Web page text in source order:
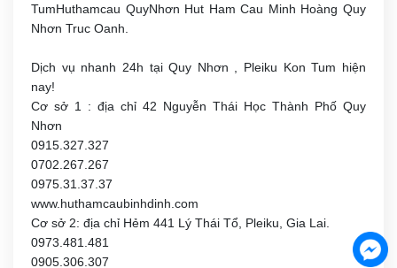
TumHuthamcau QuyNhơn Hut Ham Cau Minh Hoàng Quy
Nhơn Truc Oanh.
Dịch vụ nhanh 24h tại Quy Nhơn , Pleiku Kon Tum hiện
nay!
Cơ sở 1 : địa chỉ 42 Nguyễn Thái Học Thành Phố Quy
Nhơn
0915.327.327
0702.267.267
0975.31.37.37
www.huthamcaubinhdinh.com
Cơ sở 2: địa chỉ Hẻm 441 Lý Thái Tổ, Pleiku, Gia Lai.
0973.481.481
0905.306.307